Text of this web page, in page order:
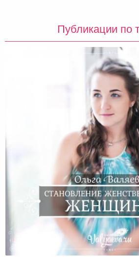
Публикации по
Становление